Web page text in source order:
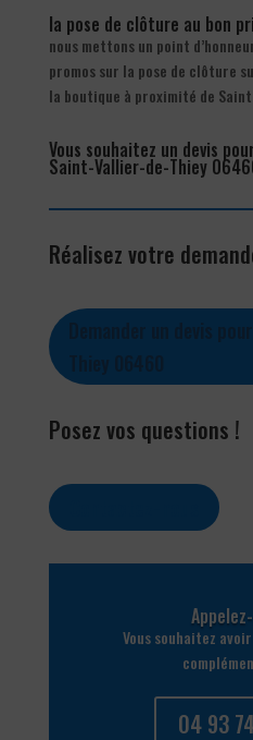
la pose de clôture au bon
nous mettons un point
promos sur la pose de clôture
la boutique à proximité de
Vous souhaitez un devis
Saint-Vallier-de-Thiey
Réalisez votre
Posez vos questions !
Vous souhaitez
04 93